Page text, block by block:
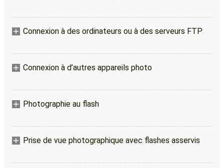
Connexion à des ordinateurs ou à des serveurs FTP
Connexion à d’autres appareils photo
Photographie au flash
Prise de vue photographique avec flashes asservis